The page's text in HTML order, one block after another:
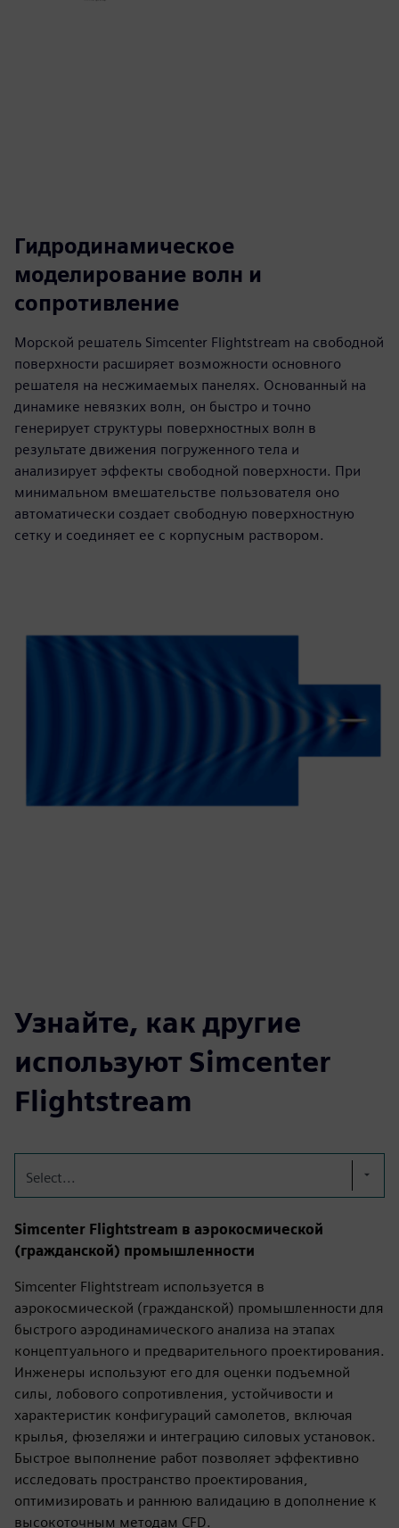
Гидродинамическое
моделирование волн и
сопротивление
Морской решатель Simcenter Flightstream на свободной
поверхности расширяет возможности основного
решателя на несжимаемых панелях. Основанный на
динамике невязких волн, он быстро и точно
генерирует структуры поверхностных волн в
результате движения погруженного тела и
анализирует эффекты свободной поверхности. При
минимальном вмешательстве пользователя оно
автоматически создает свободную поверхностную
сетку и соединяет ее с корпусным раствором.
Узнайте, как другие
используют Simcenter
Flightstream
Select...
Simcenter Flightstream в аэрокосмической
(гражданской) промышленности
Simcenter Flightstream используется в
аэрокосмической (гражданской) промышленности для
быстрого аэродинамического анализа на этапах
концептуального и предварительного проектирования.
Инженеры используют его для оценки подъемной
силы, лобового сопротивления, устойчивости и
характеристик конфигураций самолетов, включая
крылья, фюзеляжи и интеграцию силовых установок.
Быстрое выполнение работ позволяет эффективно
исследовать пространство проектирования,
оптимизировать и раннюю валидацию в дополнение к
высокоточным методам CFD.